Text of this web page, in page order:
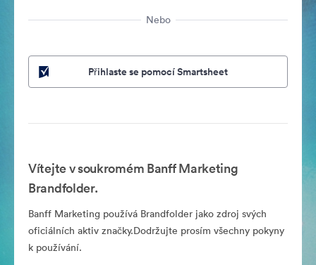
Nebo
Přihlaste se pomocí Smartsheet
Vítejte v soukromém Banff Marketing
Brandfolder.
Banff Marketing používá Brandfolder jako zdroj svých
oficiálních aktiv značky.Dodržujte prosím všechny pokyny
k používání.